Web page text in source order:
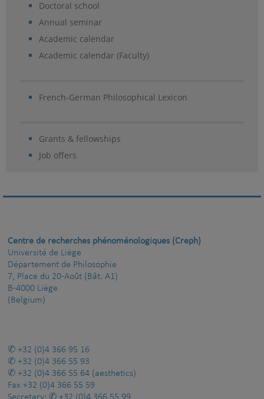
Doctoral school
Annual seminar
Academic calendar
Academic calendar (Faculty)
French-German Philosophical Lexicon
Grants & fellowships
Job offers
Centre de recherches phénoménologiques (Creph)
Université de Liège
Département de Philosophie
7, Place du 20-Août (Bât. A1)
B-4000 Liège
(Belgium)
+32 (0)4 366 95 16
+32 (0)4 366 55 93
+32 (0)4 366 55 64 (aesthetics)
Fax +32 (0)4 366 55 59